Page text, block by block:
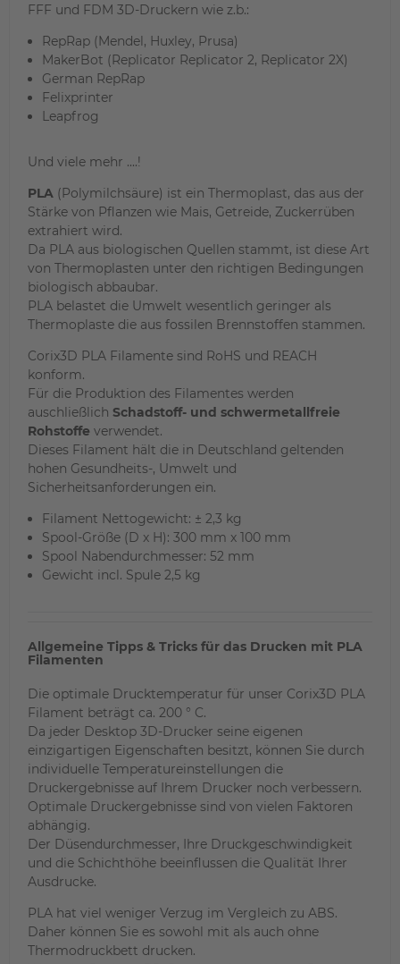
FFF und FDM 3D-Druckern wie z.b.:
RepRap (Mendel, Huxley, Prusa)
MakerBot (Replicator Replicator 2, Replicator 2X)
German RepRap
Felixprinter
Leapfrog
Und viele mehr ....!
PLA (Polymilchsäure) ist ein Thermoplast, das aus der
Stärke von Pflanzen wie Mais, Getreide, Zuckerrüben
extrahiert wird.
Da PLA aus biologischen Quellen stammt, ist diese Art
von Thermoplasten unter den richtigen Bedingungen
biologisch abbaubar.
PLA belastet die Umwelt wesentlich geringer als
Thermoplaste die aus fossilen Brennstoffen stammen.
Corix3D PLA Filamente sind RoHS und REACH
konform.
Für die Produktion des Filamentes werden
auschließlich Schadstoff- und schwermetallfreie
Rohstoffe verwendet.
Dieses Filament hält die in Deutschland geltenden
hohen Gesundheits-, Umwelt und
Sicherheitsanforderungen ein.
Filament Nettogewicht: ± 2,3 kg
Spool-Größe (D x H): 300 mm x 100 mm
Spool Nabendurchmesser: 52 mm
Gewicht incl. Spule 2,5 kg
Allgemeine Tipps & Tricks für das Drucken mit PLA
Filamenten
Die optimale Drucktemperatur für unser Corix3D PLA
Filament beträgt ca. 200 ° C.
Da jeder Desktop 3D-Drucker seine eigenen
einzigartigen Eigenschaften besitzt, können Sie durch
individuelle Temperatureinstellungen die
Druckergebnisse auf Ihrem Drucker noch verbessern.
Optimale Druckergebnisse sind von vielen Faktoren
abhängig.
Der Düsendurchmesser, Ihre Druckgeschwindigkeit
und die Schichthöhe beeinflussen die Qualität Ihrer
Ausdrucke.
PLA hat viel weniger Verzug im Vergleich zu ABS.
Daher können Sie es sowohl mit als auch ohne
Thermodruckbett drucken.